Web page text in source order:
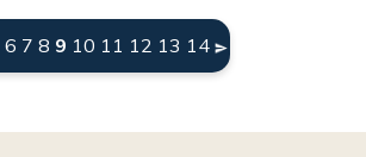
6 7 8 9 (current)
10 11 12 13 14